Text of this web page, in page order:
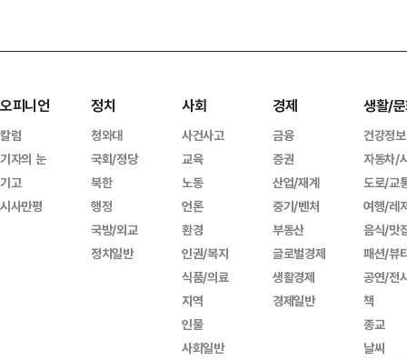
오피니언
칼럼
기자의 눈
기고
시사만평
정치
청와대
국회/정당
북한
행정
국방/외교
정치일반
사회
사건사고
교육
노동
언론
환경
인권/복지
식품/의료
지역
인물
사회일반
경제
금융
증권
산업/재계
중기/벤처
부동산
글로벌경제
생활경제
경제일반
생활/
건강정보
자동차/
도로/교
여행/레
음식/맛
패션/뷰
공연/전
책
종교
날씨